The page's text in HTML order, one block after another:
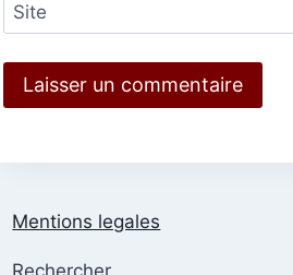
Site
Mentions legales
Rechercher